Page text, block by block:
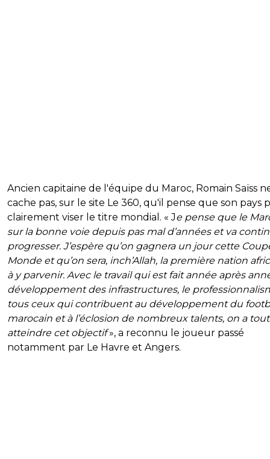
Ancien capitaine de l'équipe du Maroc, Romain Saïss
cache pas, sur le site Le 360, qu'il pense que son pays
clairement viser le titre mondial. « Je pense que le
sur la bonne voie depuis pas mal d’années et va
progresser. J’espère qu’on gagnera un jour cette
Monde et qu’on sera, inch’Allah, la première nation
à y parvenir. Avec le travail qui est fait année après
développement des infrastructures, le
tous ceux qui contribuent au développement du
marocain et à l’éclosion de nombreux talents, on a
atteindre cet objectif», a reconnu le joueur passé
notamment par Le Havre et Angers.